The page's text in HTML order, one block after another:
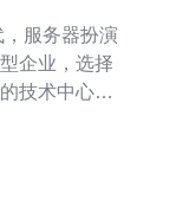
企业，选择
技术中心之